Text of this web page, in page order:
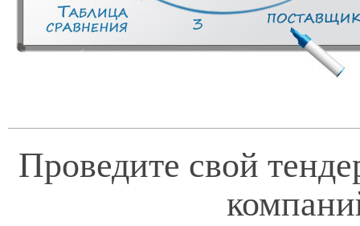
Проведите свой